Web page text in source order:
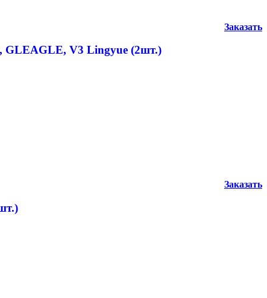
Заказать
GLEAGLE, V3 Lingyue (2шт.)
Заказать